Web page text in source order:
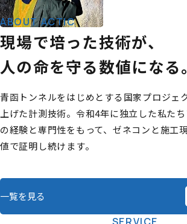
ABOUT ACTIC
現場で培った技術が、
人の命を守る数値になる。
青函トンネルをはじめとする国家プロジェ
上げた計測技術。令和4年に独立した私た
の経験と専門性をもって、ゼネコンと施工
値で証明し続けます。
一覧を見る